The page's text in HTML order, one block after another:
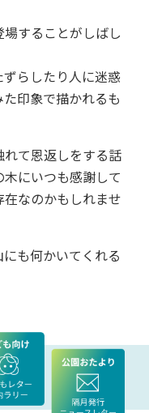
することがしばし
らしたり人に迷惑
印象で描かれるも
て恩返しをする話
にいつも感謝して
なのかもしれませ
も何かいてくれる